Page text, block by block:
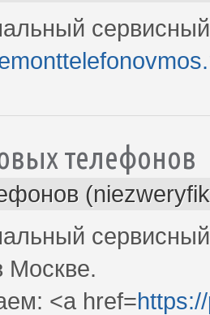
телефонов
Москве.
<a href=